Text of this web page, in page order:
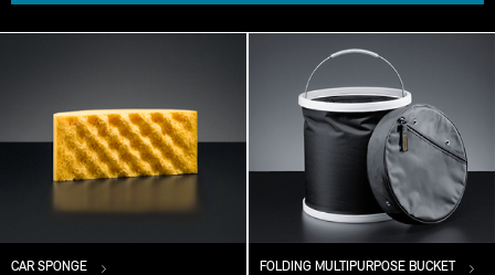
CAR SPONGE FOLDING MULTIPURPOSE BUCKET